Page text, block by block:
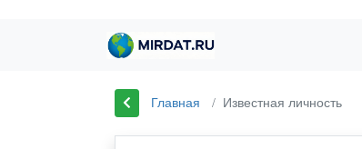
Главная Известная личность